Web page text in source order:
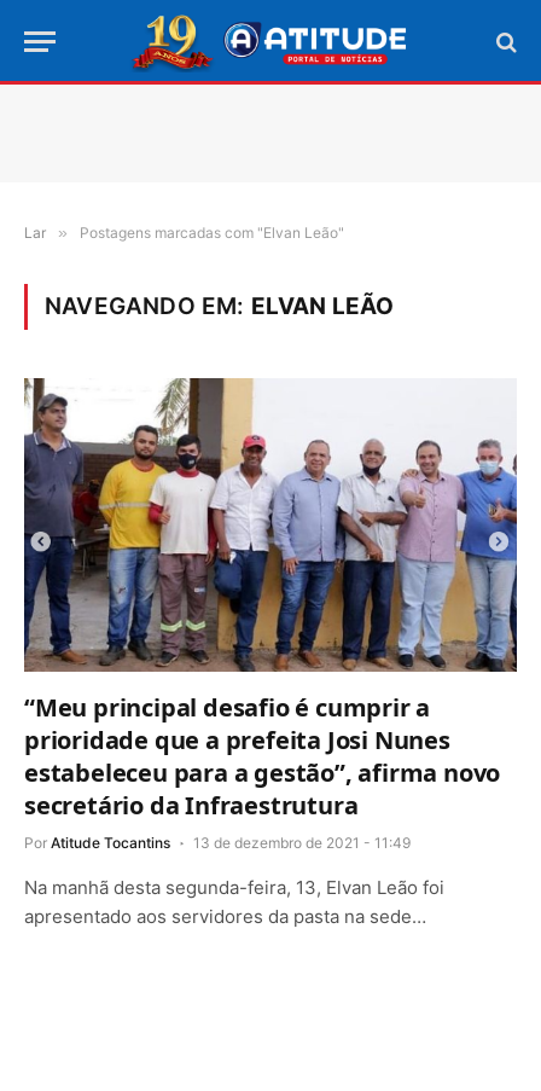
Lar » Postagens marcadas com "Elvan Leão"
NAVEGANDO EM: ELVAN LEÃO
“Meu principal desafio é cumprir a
prioridade que a prefeita Josi Nunes
estabeleceu para a gestão”, afirma novo
secretário da Infraestrutura
Por Atitude Tocantins 13 de dezembro de 2021 - 11:49
Na manhã desta segunda-feira, 13, Elvan Leão foi
apresentado aos servidores da pasta na sede…